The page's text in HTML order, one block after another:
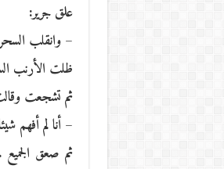
علق جرير:
– وانقلب
ظلت الأرنب
ثم تشجعت
– أنا لم أفهم
ثم صعق الجميع